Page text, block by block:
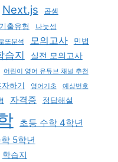
Next.js
곱셈
기출유형 나눗셈
또분석 모의고사
민법
습지 실전 모의고사
어린이 영어 유튜브 채널 추천
하기 영어기초 예상번호
자격증 정답해설
초등 수학 4학년
5학년
학습지